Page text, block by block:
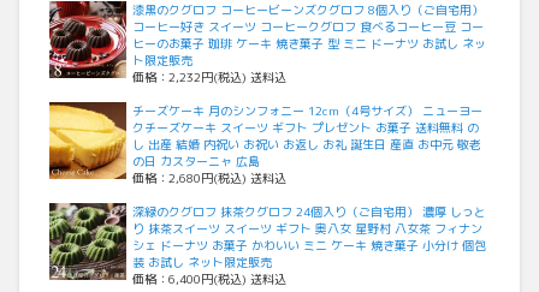
漆黒のクグロフ コーヒービーンズクグロフ 8個入り（ご自宅用）
コーヒー好き スイーツ コーヒークグロフ 食べるコーヒー豆 コー
ヒーのお菓子 珈琲 ケーキ 焼き菓子 型 ミニ ドーナツ お試し ネッ
ト限定販売
価格：2,232円(税込) 送料込
チーズケーキ 月のシンフォニー 12cm（4号サイズ） ニューヨー
クチーズケーキ スイーツ ギフト プレゼント お菓子 送料無料 の
し 出産 結婚 内祝い お祝い お返し お礼 誕生日 産直 お中元 敬老
の日 カスターニャ 広島
価格：2,680円(税込) 送料込
深緑のクグロフ 抹茶クグロフ 24個入り（ご自宅用） 濃厚 しっと
り 抹茶スイーツ スイーツ ギフト 奥八女 星野村 八女茶 フィナン
シェ ドーナツ お菓子 かわいい ミニ ケーキ 焼き菓子 小分け 個包
装 お試し ネット限定販売
価格：6,400円(税込) 送料込